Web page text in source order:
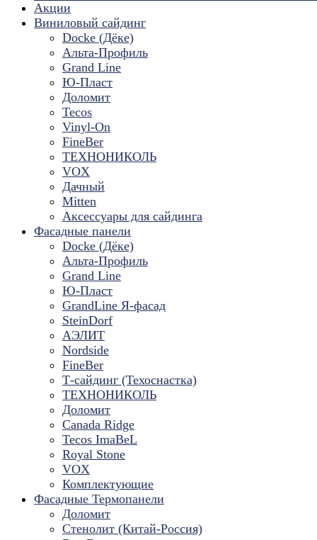
Акции
Виниловый сайдинг
Docke (Дёке)
Альта-Профиль
Grand Line
Ю-Пласт
Доломит
Tecos
Vinyl-On
FineBer
ТЕХНОНИКОЛЬ
VOX
Дачный
Mitten
Аксессуары для сайдинга
Фасадные панели
Docke (Дёке)
Альта-Профиль
Grand Line
Ю-Пласт
GrandLine Я-фасад
SteinDorf
АЭЛИТ
Nordside
FineBer
Т-сайдинг (Техоснастка)
ТЕХНОНИКОЛЬ
Доломит
Canada Ridge
Tecos ImaBeL
Royal Stone
VOX
Комплектующие
Фасадные Термопанели
Доломит
Стенолит (Китай-Россия)